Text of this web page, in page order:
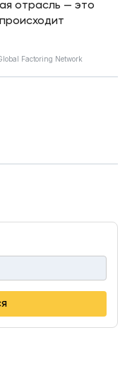
отрасль — это
Factoring Network